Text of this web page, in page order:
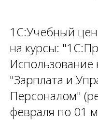
1С:Учебный
на курсы:
Использование
"Зарплата и
Персоналом"
февраля по 01